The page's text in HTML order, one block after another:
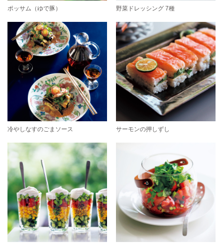
ポッサム（ゆで豚） 野菜ドレッシング 7種
冷やしなすのごまソース サーモンの押しずし